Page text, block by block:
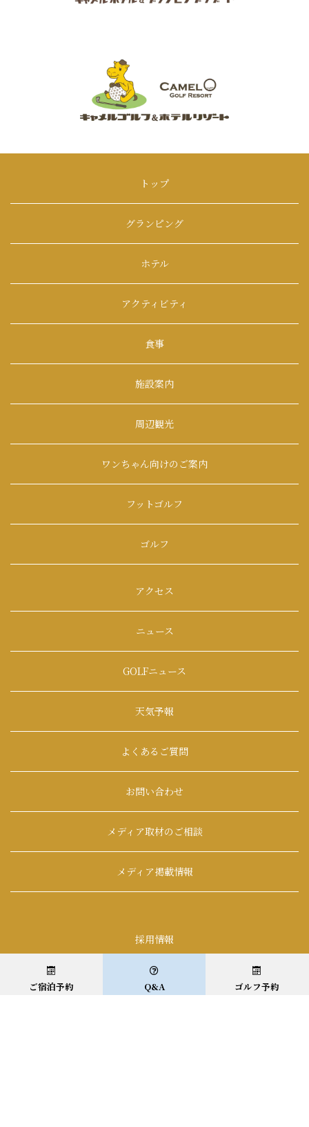
トップ
グランピング
ホテル
アクティビティ
食事
施設案内
周辺観光
ワンちゃん向けのご案内
フットゴルフ
ゴルフ
アクセス
ニュース
GOLFニュース
天気予報
よくあるご質問
お問い合わせ
メディア取材のご相談
メディア掲載情報
採用情報
利用規約・宿泊約款
ご宿泊予約 Q&A ゴルフ予約